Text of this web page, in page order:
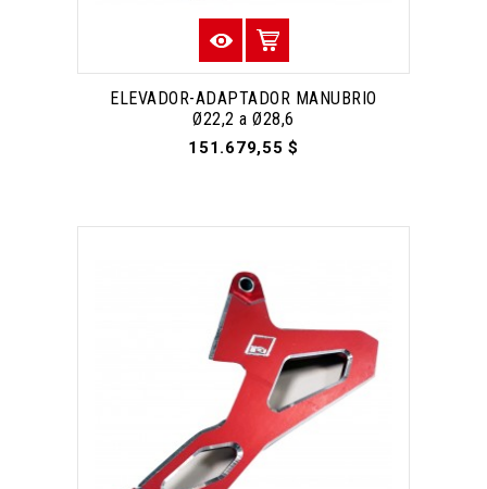
ELEVADOR-ADAPTADOR MANUBRIO
Ø22,2 a Ø28,6
151.679,55 $